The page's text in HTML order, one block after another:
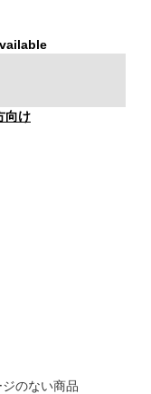
向け
ジのない商品